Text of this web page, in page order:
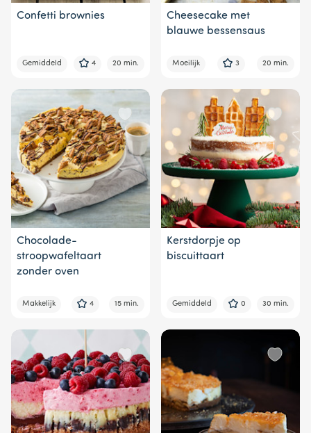
Confetti brownies
Gemiddeld 4 20 min.
Cheesecake met
blauwe bessensaus
Moeilijk 3 20 min.
Chocolade-
stroopwafeltaart
zonder oven
Makkelijk 4 15 min.
Kerstdorpje op
biscuittaart
Gemiddeld 0 30 min.